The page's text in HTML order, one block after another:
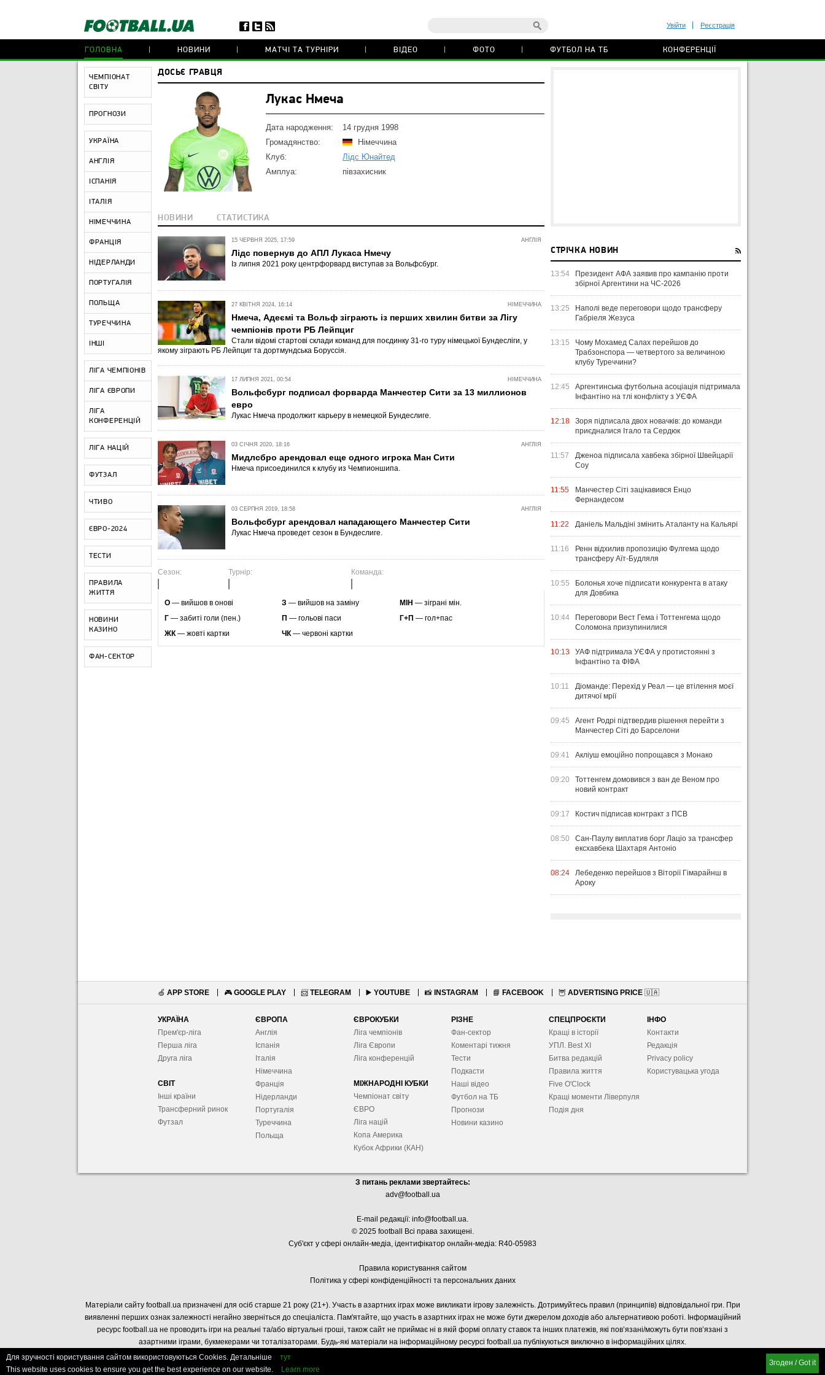
Увійти Реєстрація
ГОЛОВНА НОВИНИ МАТЧІ ТА ТУРНІРИ ВІДЕО ФОТО ФУТБОЛ НА ТБ КОНФЕРЕНЦІЇ
ЧЕМПІОНАТ
СВІТУ
ПРОГНОЗИ
УКРАЇНА
АНГЛІЯ
ІСПАНІЯ
ІТАЛІЯ
НІМЕЧЧИНА
ФРАНЦІЯ
НІДЕРЛАНДИ
ПОРТУГАЛІЯ
ПОЛЬЩА
ТУРЕЧЧИНА
ІНШІ
ЛІГА ЧЕМПІОНІВ
ЛІГА ЄВРОПИ
ЛІГА
КОНФЕРЕНЦІЙ
ЛІГА НАЦІЙ
ФУТЗАЛ
ЧТИВО
ЄВРО-2024
ТЕСТИ
ПРАВИЛА
ЖИТТЯ
НОВИНИ
КАЗИНО
ФАН-СЕКТОР
ДОСЬЄ ГРАВЦЯ
Лукас Нмеча
Дата народження:
14 грудня 1998
Громадянство:
Німеччина
Клуб:
Лідс Юнайтед
Амплуа:
півзахисник
НОВИНИ СТАТИСТИКА
АНГЛІЯ
15 ЧЕРВНЯ 2025, 17:59
Лідс повернув до АПЛ Лукаса Нмечу
Із липня 2021 року центрфорвард виступав за Вольфсбург.
НІМЕЧЧИНА
27 КВІТНЯ 2024, 16:14
Нмеча, Адеємі та Вольф зіграють із перших хвилин битви за Лігу
чемпіонів проти РБ Лейпциг
Стали відомі стартові склади команд для поєдинку 31-го туру німецької Бундесліги, у
якому зіграють РБ Лейпциг та дортмундська Боруссія.
НІМЕЧЧИНА
17 ЛИПНЯ 2021, 00:54
Вольфсбург подписал форварда Манчестер Сити за 13 миллионов
евро
Лукас Нмеча продолжит карьеру в немецкой Бундеслиге.
АНГЛІЯ
03 СІЧНЯ 2020, 18:16
Мидлсбро арендовал еще одного игрока Ман Сити
Нмеча присоединился к клубу из Чемпионшипа.
АНГЛІЯ
03 СЕРПНЯ 2019, 18:58
Вольфсбург арендовал нападающего Манчестер Сити
Лукас Нмеча проведет сезон в Бундеслиге.
Сезон: Турнір: Команда:
O — вийшов в онові З — вийшов на заміну МІН — зіграні мін.
Г — забиті голи (пен.) П — гольові паси Г+П — гол+пас
ЖК— жовті картки ЧК— червоні картки
СТРІЧКА НОВИН
13:54
Президент АФА заявив про кампанію проти
збірної Аргентини на ЧС-2026
13:25
Наполі веде переговори щодо трансферу
Габріеля Жезуса
13:15
Чому Мохамед Салах перейшов до
Трабзонспора — четвертого за величиною
клубу Туреччини?
12:45
Аргентинська футбольна асоціація підтримала
Інфантіно на тлі конфлікту з УЄФА
12:18
Зоря підписала двох новачків: до команди
приєдналися Італо та Сердюк
11:57
Дженоа підписала хавбека збірної Швейцарії
Соу
11:55
Манчестер Сіті зацікавився Енцо
Фернандесом
11:22 Даніель Мальдіні змінить Аталанту на Кальярі
11:16
Ренн відхилив пропозицію Фулгема щодо
трансферу Аїт-Будляля
10:55
Болонья хоче підписати конкурента в атаку
для Довбика
10:44
Переговори Вест Гема і Тоттенгема щодо
Соломона призупинилися
10:13
УАФ підтримала УЄФА у протистоянні з
Інфантіно та ФІФА
10:11
Діоманде: Перехід у Реал — це втілення моєї
дитячої мрії
09:45
Агент Родрі підтвердив рішення перейти з
Манчестер Сіті до Барселони
09:41 Акліуш емоційно попрощався з Монако
09:20
Тоттенгем домовився з ван де Веном про
новий контракт
09:17 Костич підписав контракт з ПСВ
08:50
Сан-Паулу виплатив борг Лаціо за трансфер
ексхавбека Шахтаря Антоніо
08:24
Лебеденко перейшов з Віторії Гімарайнш в
Ароку
🍏 APP STORE 🎮 GOOGLE PLAY 📨 TELEGRAM ▶️ YOUTUBE 📸 INSTAGRAM 📘 FACEBOOK 🦉 ADVERTISING PRICE 🇺🇦
УКРАЇНА
Прем'єр-ліга
Перша ліга
Друга ліга
СВІТ
Інші країни
Трансферний ринок
Футзал
ЄВРОПА
Англія
Іспанія
Італія
Німеччина
Франція
Нідерланди
Португалія
Туреччина
Польща
ЄВРОКУБКИ
Ліга чемпіонів
Ліга Європи
Ліга конференцій
МІЖНАРОДНІ КУБКИ
Чемпіонат світу
ЄВРО
Ліга націй
Копа Америка
Кубок Африки (КАН)
РІЗНЕ
Фан-сектор
Коментарі тижня
Тести
Подкасти
Наші відео
Футбол на ТБ
Прогнози
Новини казино
СПЕЦПРОЄКТИ
Кращі в історії
УПЛ. Best XІ
Битва редакцій
Правила життя
Five O'Clock
Кращі моменти Ліверпуля
Подія дня
ІНФО
Контакти
Редакція
Privacy policy
Користувацька угода
З питань реклами звертайтесь:
adv@football.ua
E-mail редакції: info@football.ua.
© 2025 football Всі права захищені.
Суб'єкт у сфері онлайн-медіа, ідентифікатор онлайн-медіа: R40-05983
Правила користування сайтом
Політика у сфері конфіденційності та персональних даних
Матеріали сайту football.ua призначені для осіб старше 21 року (21+). Участь в азартних іграх може викликати ігрову залежність. Дотримуйтесь правил (принципів) відповідальної гри. При
виявленні перших ознак залежності негайно зверніться до спеціаліста. Пам'ятайте, що участь в азартних іграх не може бути джерелом доходів або альтернативою роботі. Інформаційний
ресурс football.ua не проводить ігри на реальні та/або віртуальні гроші, також сайт не приймає ні в якій формі оплату ставок та інших платежів, які пов’язані/можуть бути пов’язані з
азартними іграми, букмекерами чи тоталізаторами. Будь-які матеріали на інформаційному ресурсі football.ua публікуються виключно в інформаційних цілях.
Для зручності користування сайтом використовуються Cookies. Детальніше
тут
This website uses cookies to ensure you get the best experience on our website.
Learn more
Згоден / Got it